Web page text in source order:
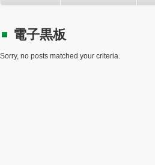
電子黒板
Sorry, no posts matched your criteria.